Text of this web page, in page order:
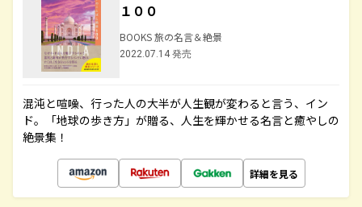
１００
BOOKS 旅の名言＆絶景
2022.07.14 発売
混沌と喧噪、行った人の大半が人生観が変わると言う、イン
ド。「地球の歩き方」が贈る、人生を輝かせる名言と癒やしの
絶景集！
詳細を見る